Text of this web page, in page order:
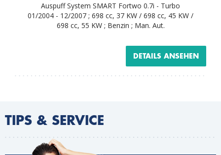
Auspuff System SMART Fortwo 0.7i - Turbo
01/2004 - 12/2007 ; 698 cc, 37 KW / 698 cc, 45 KW /
698 cc, 55 KW ; Benzin ; Man. Aut.
DETAILS ANSEHEN
TIPS & SERVICE